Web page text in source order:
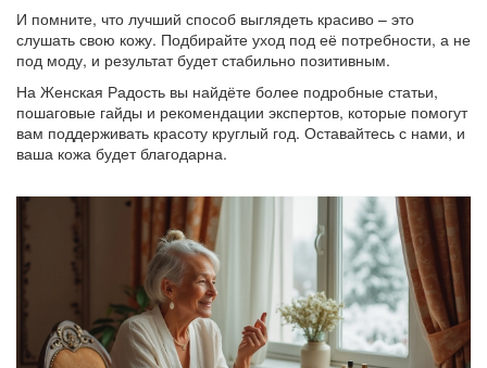
И помните, что лучший способ выглядеть красиво – это
слушать свою кожу. Подбирайте уход под её потребности, а не
под моду, и результат будет стабильно позитивным.
На Женская Радость вы найдёте более подробные статьи,
пошаговые гайды и рекомендации экспертов, которые помогут
вам поддерживать красоту круглый год. Оставайтесь с нами, и
ваша кожа будет благодарна.